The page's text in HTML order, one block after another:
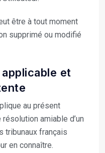
être à tout moment
supprimé ou modifié
et
au présent
amiable d’un
tribunaux français
en connaître.